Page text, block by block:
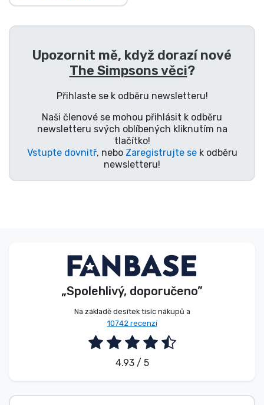
Upozornit mě, když dorazí nové
The Simpsons věci?
Přihlaste se k odběru newsletteru!
Naši členové se mohou přihlásit k odběru
newsletteru svých oblíbených kliknutím na
tlačítko!
Vstupte dovnitř, nebo Zaregistrujte sek odběru
newsletteru!
„Spolehlivý, doporučeno”
Na základě desítek tisíc nákupů a
10742 recenzí
4.93 / 5
Hudební věci
Typy produktů
Značky